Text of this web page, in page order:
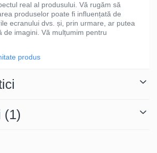
real al produsului. Vă rugăm să
produselor poate fi influențată de
ecranului dvs. și, prin urmare, ar putea
de imagini. Vă mulțumim pentru
produs
(1)